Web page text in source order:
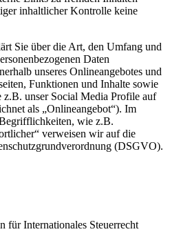
inhaltlicher Kontrolle keine
Sie über die Art, den Umfang und
Daten
unseres Onlineangebotes und
Funktionen und Inhalte sowie
z.B. unser Social Media Profile auf
als „Onlineangebot“). Im
wie z.B.
verweisen wir auf die
(DSGVO).
für Internationales Steuerrecht